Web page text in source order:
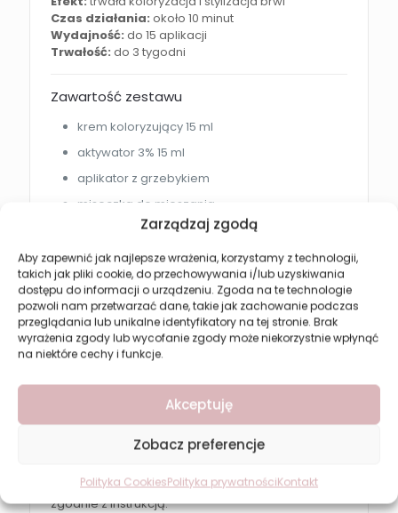
Zarządzaj zgodą
Aby zapewnić jak najlepsze wrażenia, korzystamy z technologii,
takich jak pliki cookie, do przechowywania i/lub uzyskiwania
dostępu do informacji o urządzeniu. Zgoda na te technologie
pozwoli nam przetwarzać dane, takie jak zachowanie podczas
przeglądania lub unikalne identyfikatory na tej stronie. Brak
wyrażenia zgody lub wycofanie zgody może niekorzystnie wpłynąć
na niektóre cechy i funkcje.
Akceptuję
Zobacz preferencje
Polityka CookiesPolityka prywatnościKontakt
Czas działania: około 10 minut
Wydajność: do 15 aplikacji
Trwałość: do 3 tygodni
Zawartość zestawu
krem koloryzujący 15 ml
aktywator 3% 15 ml
aplikator z grzebykiem
miseczka do mieszania
Henna do brwi Revers zapewnia:
naturalnie podkreślone brwi
równomierny kolor włosków
trwały efekt bez codziennego makijażu
estetycznie wymodelowane brwi
odżywione i wzmocnione włoski
Wymieszaj krem koloryzujący z aktywatorem
zgodnie z instrukcją.